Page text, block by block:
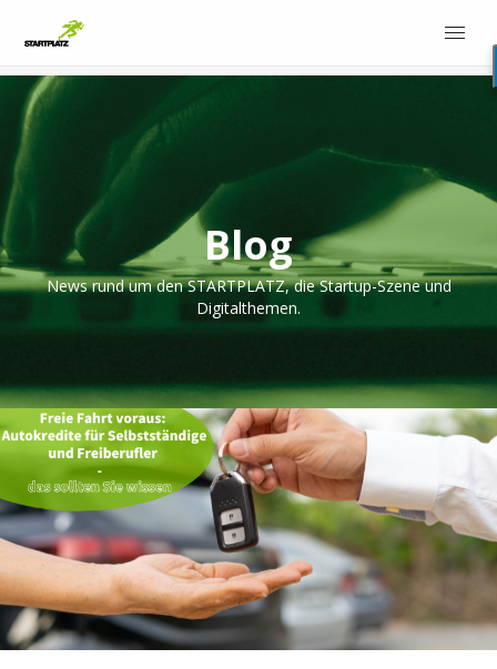
Blog
News rund um den STARTPLATZ, die Startup-Szene und
Digitalthemen.